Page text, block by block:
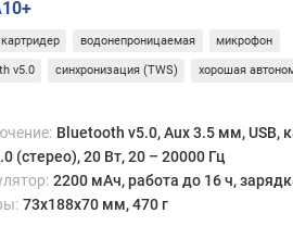
картридер водонепроницаемая микрофон
v5.0 синхронизация (TWS) хорошая
Bluetooth v5.0, Aux 3.5 мм, USB,
(стерео), 20 Вт, 20 – 20000 Гц
2200 мАч, работа до 16 ч,
73x188x70 мм, 470 г